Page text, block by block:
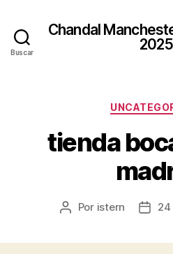
Buscar
Chandal
2025
tienda
Autor
Por istern